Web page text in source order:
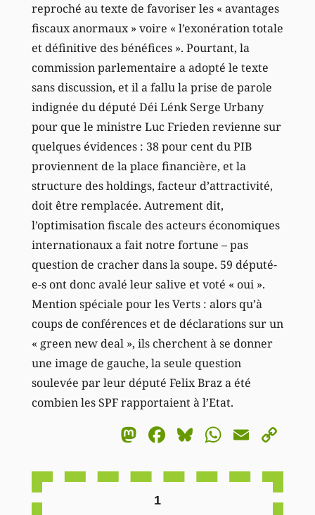
reproché au texte de favoriser les « avantages
fiscaux anormaux » voire « l’exonération totale
et définitive des bénéfices ». Pourtant, la
commission parlementaire a adopté le texte
sans discussion, et il a fallu la prise de parole
indignée du député Déi Lénk Serge Urbany
pour que le ministre Luc Frieden revienne sur
quelques évidences : 38 pour cent du PIB
proviennent de la place financière, et la
structure des holdings, facteur d’attractivité,
doit être remplacée. Autrement dit,
l’optimisation fiscale des acteurs économiques
internationaux a fait notre fortune – pas
question de cracher dans la soupe. 59 député-
e-s ont donc avalé leur salive et voté « oui ».
Mention spéciale pour les Verts : alors qu’à
coups de conférences et de déclarations sur un
« green new deal », ils cherchent à se donner
une image de gauche, la seule question
soulevée par leur député Felix Braz a été
combien les SPF rapportaient à l’Etat.
Mastodon
Facebook
BlueskyEmail
1